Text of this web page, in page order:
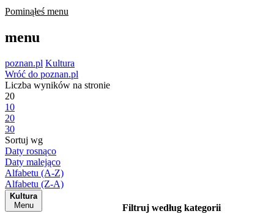
Pominąłeś menu
menu
poznan.pl Kultura
Wróć do poznan.pl
Liczba wyników na stronie
20
10
20
30
Sortuj wg
Daty rosnąco
Daty malejąco
Alfabetu (A-Z)
Alfabetu (Z-A)
Kultura
Menu
Filtruj według kategorii